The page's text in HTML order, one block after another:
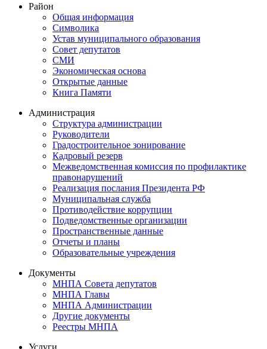
Район
Общая информация
Символика
Устав муниципального образования
Совет депутатов
СМИ
Экономическая основа
Открытые данные
Книга Памяти
Администрация
Структура администрации
Руководители
Градостроительное зонирование
Кадровый резерв
Межведомственная комиссия по профилактике
правонарушений
Реализация послания Президента РФ
Муниципальная служба
Противодействие коррупции
Подведомственные организации
Пространственные данные
Отчеты и планы
Образовательные учреждения
Документы
МНПА Совета депутатов
МНПА Главы
МНПА Администрации
Другие документы
Реестры МНПА
Услуги